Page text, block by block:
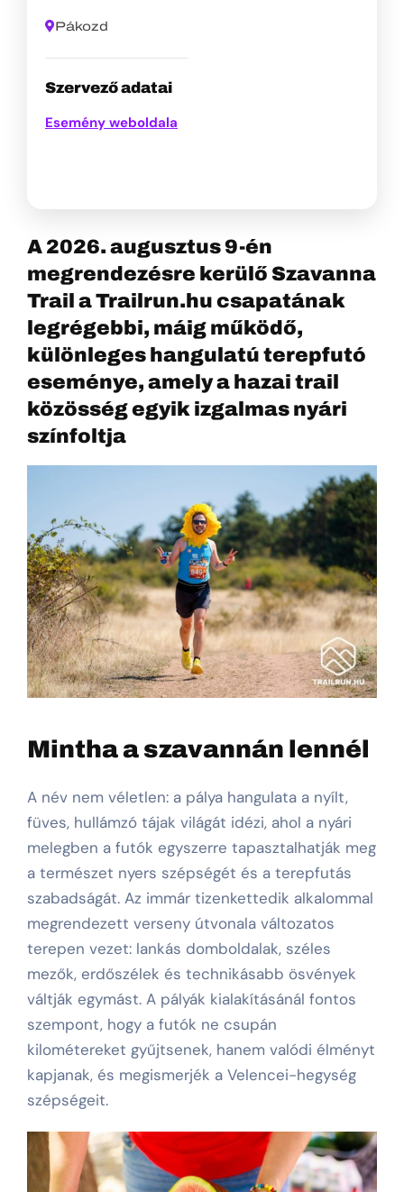
Pákozd
Szervező adatai
Esemény weboldala
A 2026. augusztus 9-én
megrendezésre kerülő Szavanna
Trail a Trailrun.hu csapatának
legrégebbi, máig működő,
különleges hangulatú terepfutó
eseménye, amely a hazai trail
közösség egyik izgalmas nyári
színfoltja
Mintha a szavannán lennél
A név nem véletlen: a pálya hangulata a nyílt,
füves, hullámzó tájak világát idézi, ahol a nyári
melegben a futók egyszerre tapasztalhatják meg
a természet nyers szépségét és a terepfutás
szabadságát. Az immár tizenkettedik alkalommal
megrendezett verseny útvonala változatos
terepen vezet: lankás domboldalak, széles
mezők, erdőszélek és technikásabb ösvények
váltják egymást. A pályák kialakításánál fontos
szempont, hogy a futók ne csupán
kilométereket gyűjtsenek, hanem valódi élményt
kapjanak, és megismerjék a Velencei-hegység
szépségeit.